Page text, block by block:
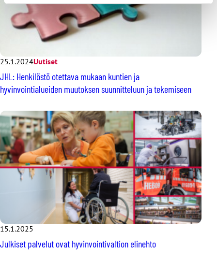
25.1.2024Uutiset
JHL: Henkilöstö otettava mukaan kuntien ja
hyvinvointialueiden muutoksen suunnitteluun ja tekemiseen
15.1.2025
Julkiset palvelut ovat hyvinvointivaltion elinehto